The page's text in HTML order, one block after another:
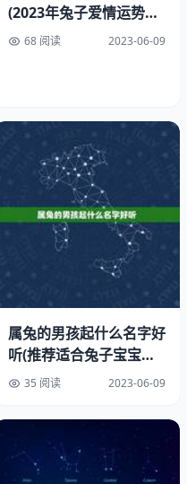
开软件界面。
确保输入的信息准确无
算出八字，并给出运势分
点：
(2023年兔子爱情运势详
解)68 阅读 2023-06-09
属兔的男孩起什么名字好
听(推荐适合兔子宝宝的
名字)35 阅读 2023-06-09